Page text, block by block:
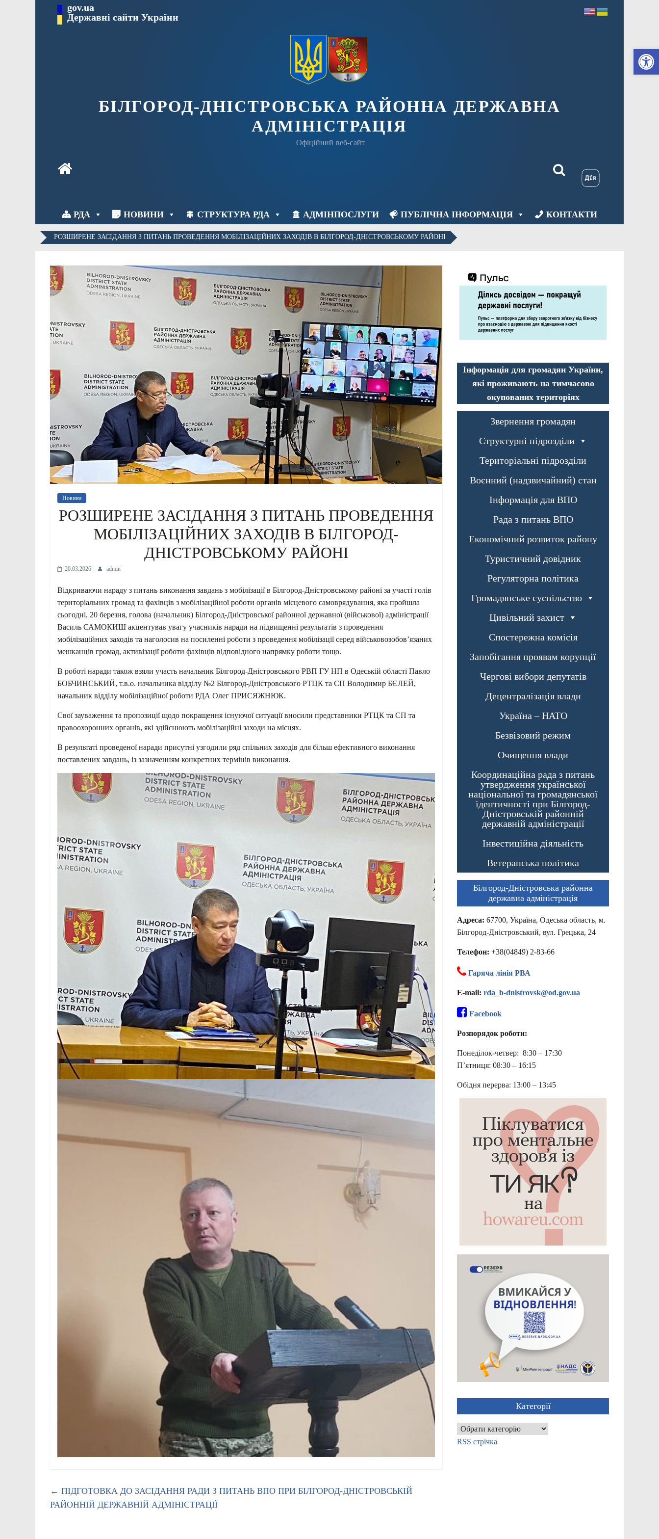
gov.ua
Державні сайти України
БІЛГОРОД-ДНІСТРОВСЬКА РАЙОННА ДЕРЖАВНА
АДМІНІСТРАЦІЯ
Офіційний веб-сайт
РДА НОВИНИ СТРУКТУРА РДА АДМІНПОСЛУГИ ПУБЛІЧНА ІНФОРМАЦІЯ КОНТАКТИ
РОЗШИРЕНЕ ЗАСІДАННЯ З ПИТАНЬ ПРОВЕДЕННЯ МОБІЛІЗАЦІЙНИХ ЗАХОДІВ В БІЛГОРОД-ДНІСТРОВСЬКОМУ РАЙОНІ
Новини
РОЗШИРЕНЕ ЗАСІДАННЯ З ПИТАНЬ ПРОВЕДЕННЯ
МОБІЛІЗАЦІЙНИХ ЗАХОДІВ В БІЛГОРОД-
ДНІСТРОВСЬКОМУ РАЙОНІ
20.03.2026 admin
Відкриваючи нараду з питань виконання завдань з мобілізації в Білгород-Дністровському районі за участі голів
територіальних громад та фахівців з мобілізаційної роботи органів місцевого самоврядування, яка пройшла
сьогодні, 20 березня, голова (начальник) Білгород-Дністровської районної державної (військової) адміністрації
Василь САМОКИШ акцентував увагу учасників наради на підвищенні результатів з проведення
мобілізаційних заходів та наголосив на посиленні роботи з проведення мобілізації серед військовозобов’язаних
мешканців громад, активізації роботи фахівців відповідного напрямку роботи тощо.
В роботі наради також взяли участь начальник Білгород-Дністровського РВП ГУ НП в Одеській області Павло
БОБЧИНСЬКИЙ, т.в.о. начальника відділу №2 Білгород-Дністровського РТЦК та СП Володимир БЄЛЕЙ,
начальник відділу мобілізаційної роботи РДА Олег ПРИСЯЖНЮК.
Свої зауваження та пропозиції щодо покращення існуючої ситуації вносили представники РТЦК та СП та
правоохоронних органів, які здійснюють мобілізаційні заходи на місцях.
В результаті проведеної наради присутні узгодили ряд спільних заходів для більш ефективного виконання
поставлених завдань, із зазначенням конкретних термінів виконання.
← ПІДГОТОВКА ДО ЗАСІДАННЯ РАДИ З ПИТАНЬ ВПО ПРИ БІЛГОРОД-ДНІСТРОВСЬКІЙ
РАЙОННІЙ ДЕРЖАВНІЙ АДМІНІСТРАЦІЇ
Інформація для громадян України,
які проживають на тимчасово
окупованих територіях
Звернення громадян
Структурні підрозділи
Територіальні підрозділи
Воєнний (надзвичайний) стан
Інформація для ВПО
Рада з питань ВПО
Економічний розвиток району
Туристичний довідник
Регуляторна політика
Громадянське суспільство
Цивільний захист
Спостережна комісія
Запобігання проявам корупції
Чергові вибори депутатів
Децентралізація влади
Україна – НАТО
Безвізовий режим
Очищення влади
Координаційна рада з питань
утвердження української
національної та громадянської
ідентичності при Білгород-
Дністровській районній
державній адміністрації
Інвестиційна діяльність
Ветеранська політика
Білгород-Дністровська районна
державна адміністрація
Адреса: 67700, Україна, Одеська область, м.
Білгород-Дністровський, вул. Грецька, 24
Телефон: +38(04849) 2-83-66
Гаряча лінія РВА
E-mail: rda_b-dnistrovsk@od.gov.ua
Facebook
Розпорядок роботи:
Понеділок-четвер: 8:30 – 17:30
П’ятниця: 08:30 – 16:15
Обідня перерва: 13:00 – 13:45
Категорії
Категорії
RSS стрічка